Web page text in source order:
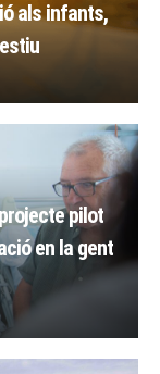
als infants,
pilot
en la gent